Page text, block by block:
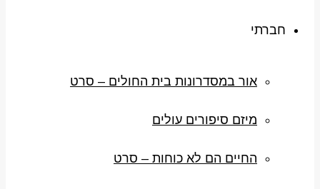
חברתי
אור במסדרונות בית החולים – סרט
מיזם סיפורים עולים
החיים הם לא כוחות – סרט